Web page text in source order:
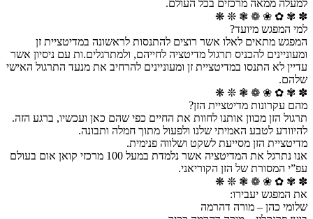
למעלה ממאה מרכזים בכל העולם.
✽ ✾ ✿ ❀ ❁ ❃ ❊ ❋
למי המפגש מיועד?
המפגש מתאים לאלו אשר רוצים להתנסות לראשונה במדיטציית זן
ומעוניינים להכניס תרגול מדיטציה לחייהם, ולמתרגלים.ות עם ניסיון אשר
עדיין לא התנסו במדיטציית זן ומעוניינים להרחיב את מנעד התרגול האישי
שלהם.
✽ ✾ ✿ ❀ ❁ ❃ ❊ ❋
מהם עקרונות מדיטציית הזן?
תרגול הזן מכוון אותנו לחוות את החיים כפי שהם כאן ועכשיו, ברגע הזה.
להיוודע לטבע האמיתי שלנו ולפעול מתוך חמלה ותבונה.
מדיטציית הזן מסייעת לשקט ושלווה פנימית.
אנו נתרגל את המדיטציה אשר נלמדת במעל 100 מרכזי קואן אום בעולם
עפ”י המסורת של הזן הקוריאני.
✽ ✾ ✿ ❀ ❁ ❃ ❊ ❋
את המפגש יעבירו:
שלומי כהן – מורה דהרמה